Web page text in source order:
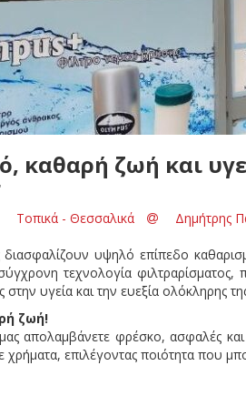
καθαρή ζωή και
Τοπικά - Θεσσαλικά Δημήτρης
υψηλό επίπεδο
τεχνολογία φιλτραρίσματος,
υγεία και την ευεξία ολόκληρης
ζωή!
απολαμβάνετε φρέσκο, ασφαλές
χρήματα, επιλέγοντας ποιότητα που